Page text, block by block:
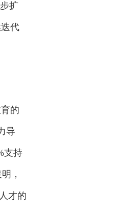
扩
代
的
导
支持
，
才的